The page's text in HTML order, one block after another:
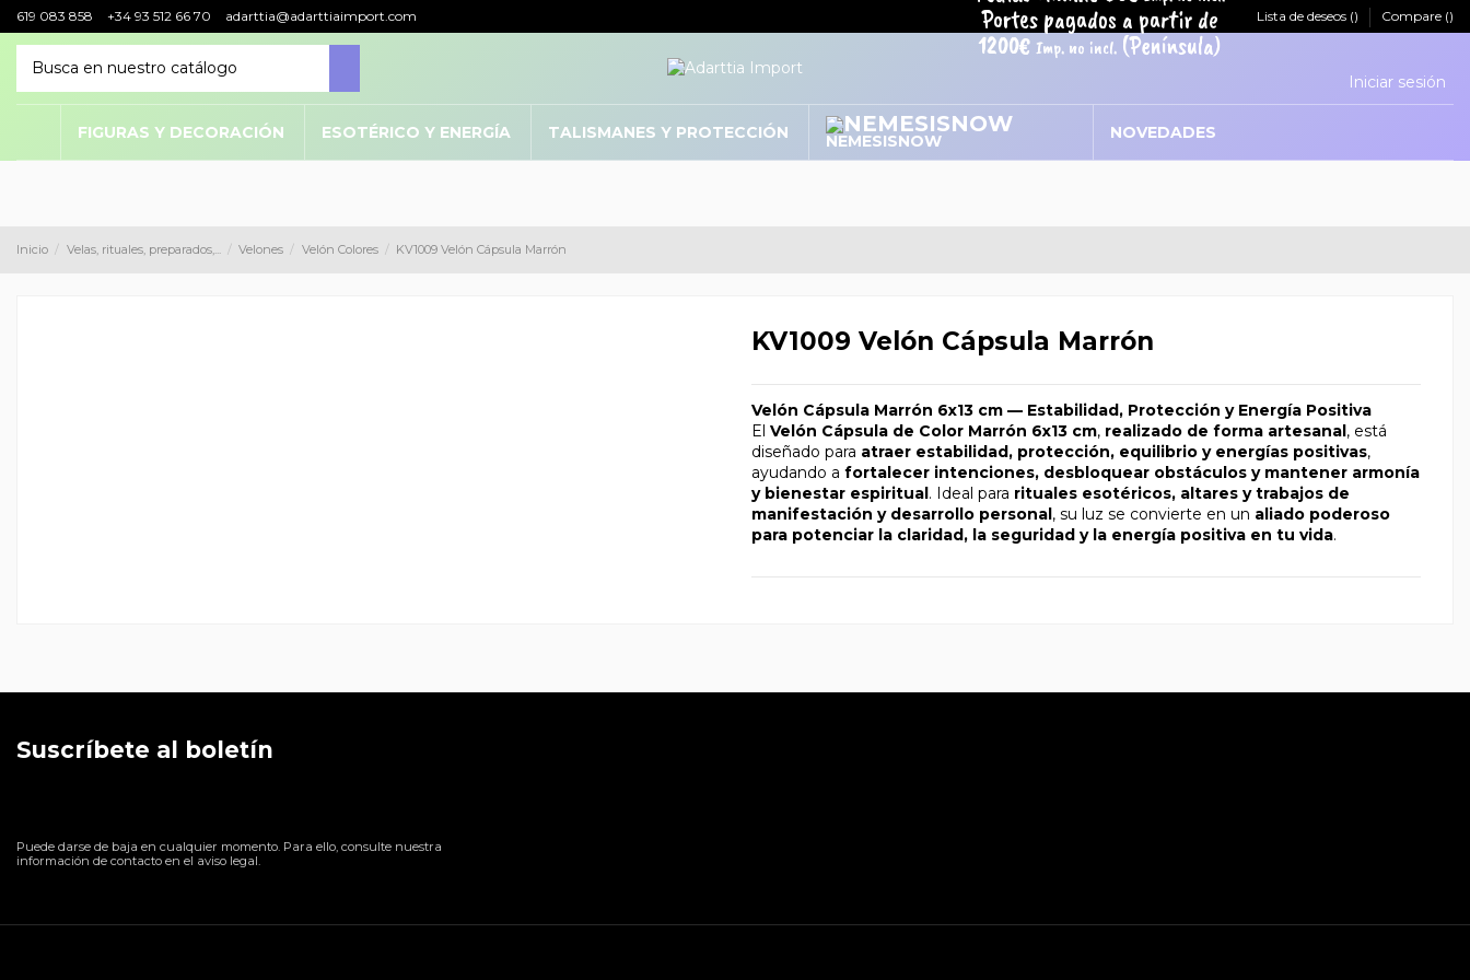
619 083 858 +34 93 512 66 70 adarttia@adarttiaimport.com Lista de deseos () Compare ()
Iniciar sesión
FIGURAS Y DECORACIÓN ESOTÉRICO Y ENERGÍA TALISMANES Y PROTECCIÓN NEMESISNOW NOVEDADES
Portes pagados a partir de
1200€Imp. no incl. (Península)
Inicio Velas, rituales, preparados,... Velones Velón Colores KV1009 Velón Cápsula Marrón
KV1009 Velón Cápsula Marrón
Velón Cápsula Marrón 6x13 cm — Estabilidad, Protección y Energía Positiva
El Velón Cápsula de Color Marrón 6x13 cm, realizado de forma artesanal, está
diseñado para atraer estabilidad, protección, equilibrio y energías positivas,
ayudando a fortalecer intenciones, desbloquear obstáculos y mantener armonía
y bienestar espiritual. Ideal para rituales esotéricos, altares y trabajos de
manifestación y desarrollo personal, su luz se convierte en un aliado poderoso
para potenciar la claridad, la seguridad y la energía positiva en tu vida.
Suscríbete al boletín
Puede darse de baja en cualquier momento. Para ello, consulte nuestra
información de contacto en el aviso legal.